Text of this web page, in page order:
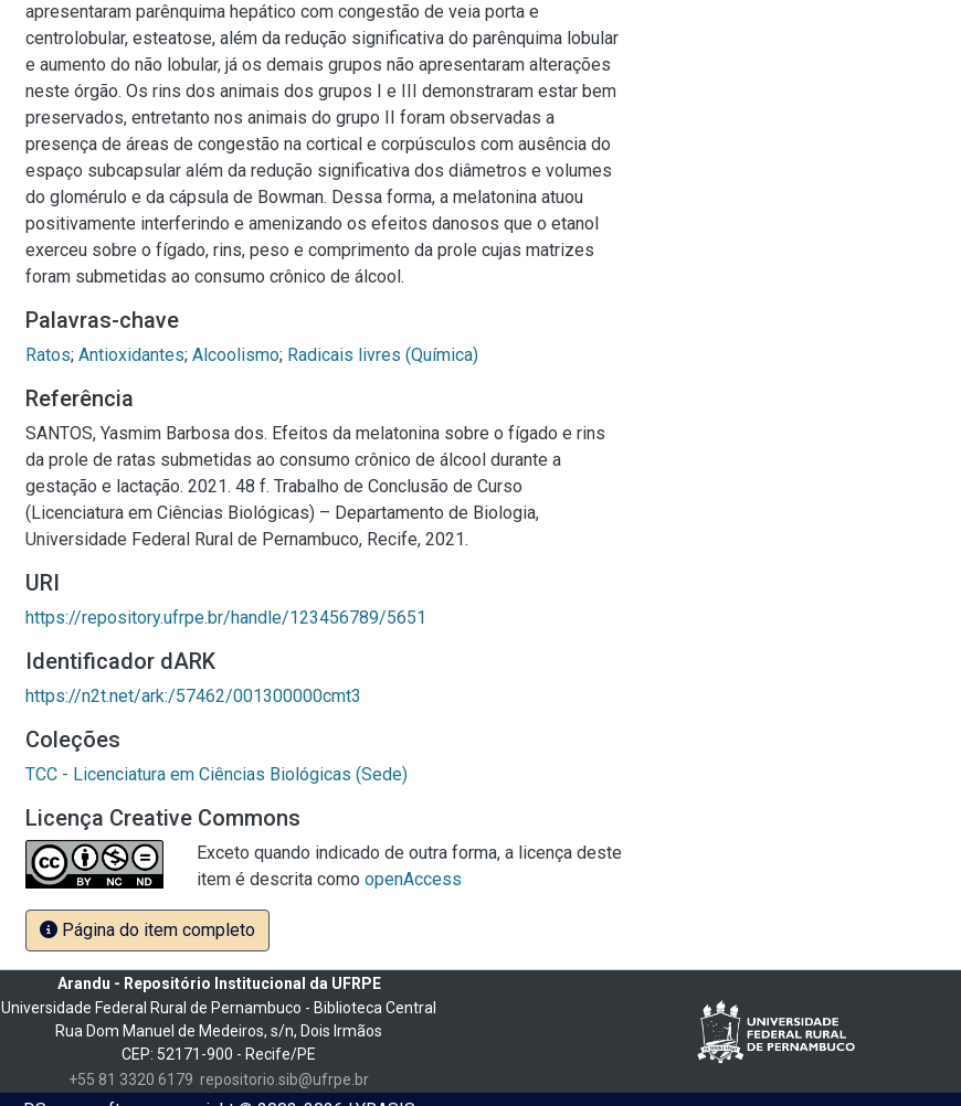
apresentaram parênquima hepático com congestão de veia porta e
centrolobular, esteatose, além da redução significativa do parênquima lobular
e aumento do não lobular, já os demais grupos não apresentaram alterações
neste órgão. Os rins dos animais dos grupos I e III demonstraram estar bem
preservados, entretanto nos animais do grupo II foram observadas a
presença de áreas de congestão na cortical e corpúsculos com ausência do
espaço subcapsular além da redução significativa dos diâmetros e volumes
do glomérulo e da cápsula de Bowman. Dessa forma, a melatonina atuou
positivamente interferindo e amenizando os efeitos danosos que o etanol
exerceu sobre o fígado, rins, peso e comprimento da prole cujas matrizes
foram submetidas ao consumo crônico de álcool.
Palavras-chave
Ratos; Antioxidantes; Alcoolismo; Radicais livres (Química)
Referência
SANTOS, Yasmim Barbosa dos. Efeitos da melatonina sobre o fígado e rins
da prole de ratas submetidas ao consumo crônico de álcool durante a
gestação e lactação. 2021. 48 f. Trabalho de Conclusão de Curso
(Licenciatura em Ciências Biológicas) – Departamento de Biologia,
Universidade Federal Rural de Pernambuco, Recife, 2021.
URI
https://repository.ufrpe.br/handle/123456789/5651
Identificador dARK
https://n2t.net/ark:/57462/001300000cmt3
Coleções
TCC - Licenciatura em Ciências Biológicas (Sede)
Licença Creative Commons
Exceto quando indicado de outra forma, a licença deste
item é descrita como openAccess
Página do item completo
Arandu - Repositório Institucional da UFRPE
Universidade Federal Rural de Pernambuco - Biblioteca Central
Rua Dom Manuel de Medeiros, s/n, Dois Irmãos
CEP: 52171-900 - Recife/PE
+55 81 3320 6179 repositorio.sib@ufrpe.br